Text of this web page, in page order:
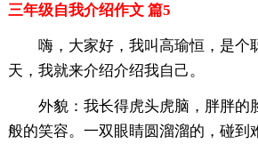
三年级自我介绍作文 篇5
嗨，大家好，我叫高瑜恒，是个
天，我就来介绍介绍我自己。
外貌：我长得虎头虎脑，胖胖的
般的笑容。一双眼睛圆溜溜的，碰到